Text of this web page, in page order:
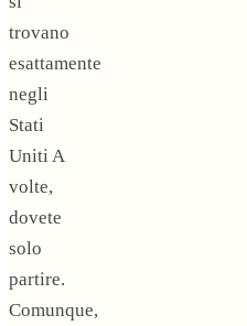
trovano
esattamente
negli
Stati
Uniti A
volte,
dovete
solo
partire.
Comunque,